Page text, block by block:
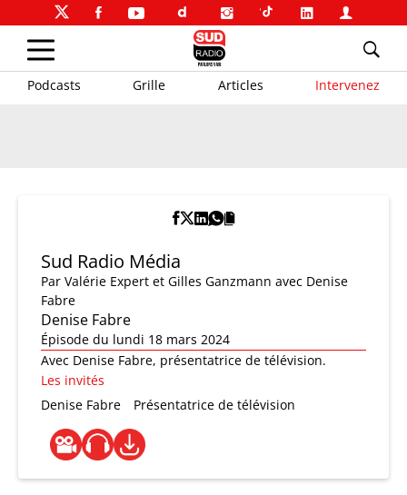
Podcasts Grille Articles Intervenez
Sud Radio Média
Par Valérie Expert et Gilles Ganzmann avec Denise
Fabre
Denise Fabre
Épisode du lundi 18 mars 2024
Avec Denise Fabre, présentatrice de télévision.
Les invités
Denise Fabre
Présentatrice de télévision